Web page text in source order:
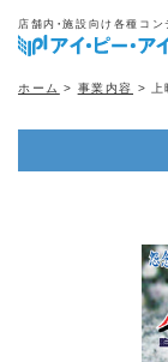
店舗内・施設向け各種コ
ホーム > 事業内容 > 上